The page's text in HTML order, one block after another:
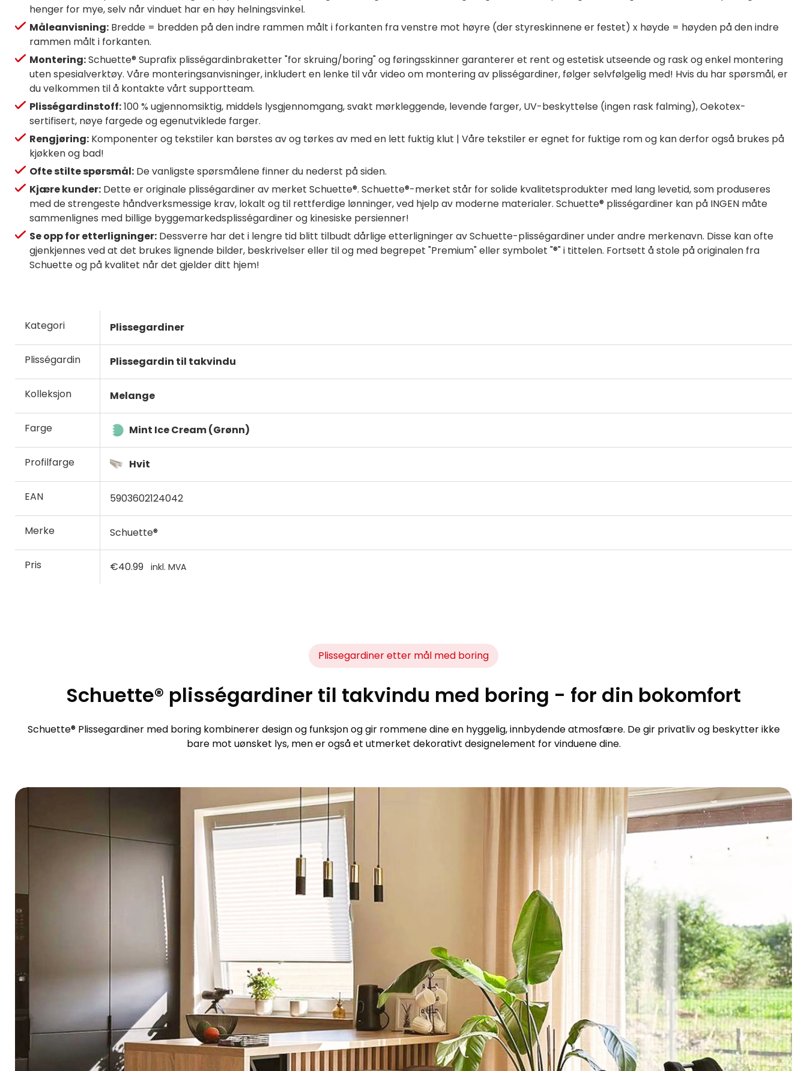
henger for mye, selv når vinduet har en høy helningsvinkel.
Måleanvisning: Bredde = bredden på den indre rammen målt i forkanten fra venstre mot høyre (der styreskinnene er festet) x høyde = høyden på den indre
rammen målt i forkanten.
Montering:Schuette® Suprafix plisségardinbraketter "for skruing/boring" og føringsskinner garanterer et rent og estetisk utseende og rask og enkel montering
uten spesialverktøy. Våre monteringsanvisninger, inkludert en lenke til vår video om montering av plisségardiner, følger selvfølgelig med! Hvis du har spørsmål, er
du velkommen til å kontakte vårt supportteam.
Plisségardinstoff:100 % ugjennomsiktig, middels lysgjennomgang, svakt mørkleggende, levende farger, UV-beskyttelse (ingen rask falming), Oekotex-
sertifisert, nøye fargede og egenutviklede farger.
Rengjøring: Komponenter og tekstiler kan børstes av og tørkes av med en lett fuktig klut | Våre tekstiler er egnet for fuktige rom og kan derfor også brukes på
kjøkken og bad!
Ofte stilte spørsmål: De vanligste spørsmålene finner du nederst på siden.
Kjære kunder: Dette er originale plisségardiner av merket Schuette®. Schuette®-merket står for solide kvalitetsprodukter med lang levetid, som produseres
med de strengeste håndverksmessige krav, lokalt og til rettferdige lønninger, ved hjelp av moderne materialer. Schuette® plisségardiner kan på INGEN måte
sammenlignes med billige byggemarkedsplisségardiner og kinesiske persienner!
Se opp for etterligninger: Dessverre har det i lengre tid blitt tilbudt dårlige etterligninger av Schuette-plisségardiner under andre merkenavn. Disse kan ofte
gjenkjennes ved at det brukes lignende bilder, beskrivelser eller til og med begrepet "Premium" eller symbolet "®" i tittelen. Fortsett å stole på originalen fra
Schuette og på kvalitet når det gjelder ditt hjem!
Kategori Plissegardiner
Plisségardin Plissegardin til takvindu
Kolleksjon Melange
Farge Mint Ice Cream (Grønn)
Profilfarge Hvit
EAN 5903602124042
Merke Schuette®
Pris €40.99 inkl. MVA
Plissegardiner etter mål med boring
Schuette® plisségardiner til takvindu med boring - for din bokomfort
Schuette® Plissegardiner med boring kombinerer design og funksjon og gir rommene dine en hyggelig, innbydende atmosfære. De gir privatliv og beskytter ikke
bare mot uønsket lys, men er også et utmerket dekorativt designelement for vinduene dine.